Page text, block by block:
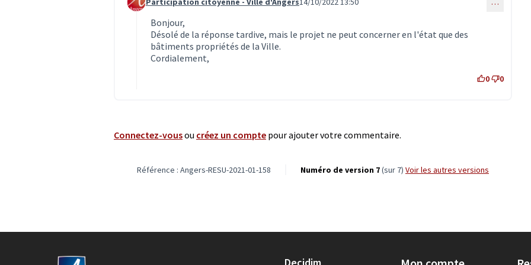
Commentaire 5876 (réponse au commentaire 2712)
Bonjour,
Désolé de la réponse tardive, mais le projet ne peut concerner en l'état que des
bâtiments propriétés de la Ville.
Cordialement,
0 0
Connectez-vousou créez un compte pour ajouter votre commentaire.
Référence : Angers-RESU-2021-01-158 Numéro de version 7(sur 7) voir les autres versions